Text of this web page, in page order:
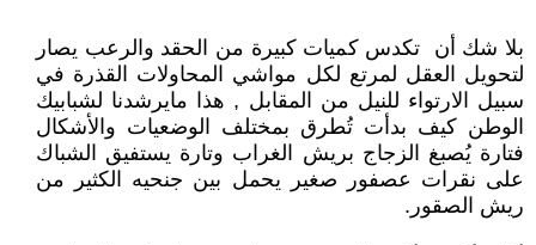
بلا شك أن تكدس كميات كبيرة من الحقد والرعب يصار
لتحويل العقل لمرتع لكل مواشي المحاولات القذرة في
سبيل الارتواء للنيل من المقابل , هذا مايرشدنا لشبابيك
الوطن كيف بدأت تُطرق بمختلف الوضعيات والأشكال
فتارة يُصبغ الزجاج بريش الغراب وتارة يستفيق الشباك
على نقرات عصفور صغير يحمل بين جنحيه الكثير من
ريش الصقور.